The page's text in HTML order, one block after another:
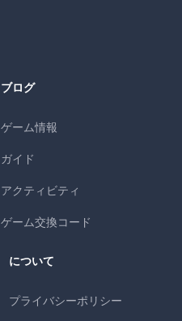
ブログ
ゲーム情報
ガイド
アクティビティ
ゲーム交換コード
について
プライバシーポリシー